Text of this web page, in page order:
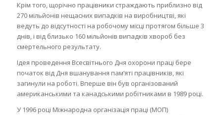
Крім того, щорічно працівники страждають приблизно від
270 мільйонів нещасних випадків на виробництві, які
ведуть до відсутності на робочому місці протягом більше 3
днів, і від близько 160 мільйонів випадків хвороб без
смертельного результату.
Ідея проведення Всесвітнього Дня охорони праці бере
початок від Дня вшанування пам’яті працівників, які
загинули на роботі. Вперше він був організований
американськими та канадськими робітниками в 1989 році.
У 1996 році Міжнародна організація праці (МОП)